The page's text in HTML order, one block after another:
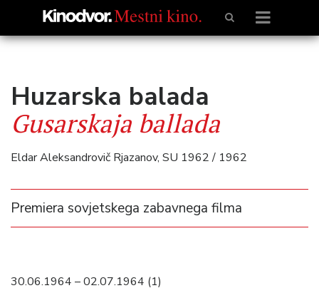
Huzarska balada
Gusarskaja ballada
Eldar Aleksandrovič Rjazanov, SU 1962 / 1962
Premiera sovjetskega zabavnega filma
30.06.1964 – 02.07.1964 (1)